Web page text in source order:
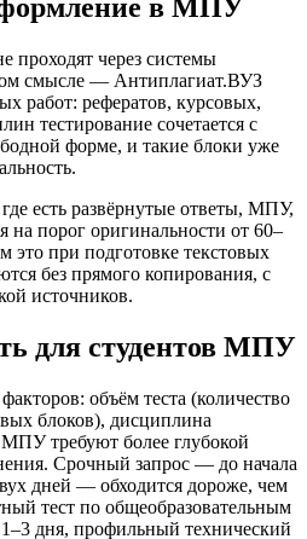
в МПУ
проходят через системы
смысле — Антиплагиат.ВУЗ
работ: рефератов, курсовых,
тестирование сочетается с
форме, и такие блоки уже
есть развёрнутые ответы, МПУ,
на порог оригинальности от 60–
при подготовке текстовых
без прямого копирования, с
источников.
для студентов МПУ
объём теста (количество
блоков), дисциплина
требуют более глубокой
Срочный запрос — до начала
дней — обходится дороже, чем
тест по общеобразовательным
дня, профильный технический